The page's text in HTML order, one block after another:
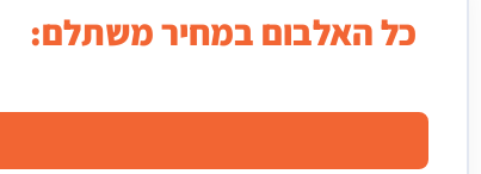
כל האלבום במחיר משתלם: